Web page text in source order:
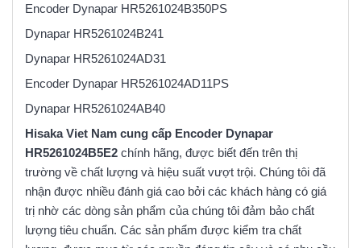
Encoder Dynapar HR5261024B350PS
Dynapar HR5261024B241
Dynapar HR5261024AD31
Encoder Dynapar HR5261024AD11PS
Dynapar HR5261024AB40
Hisaka Viet Nam cung cấp Encoder Dynapar
HR5261024B5E2 chính hãng, được biết đến trên thị
trường về chất lượng và hiệu suất vượt trội. Chúng tôi đã
nhận được nhiều đánh giá cao bởi các khách hàng có giá
trị nhờ các dòng sản phẩm của chúng tôi đảm bảo chất
lượng tiêu chuẩn. Các sản phẩm được kiểm tra chất